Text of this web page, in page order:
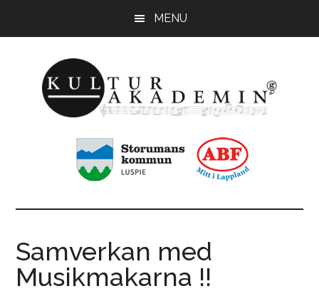
MENU
KulturAkademin
Samverkan med
Musikmakarna !!